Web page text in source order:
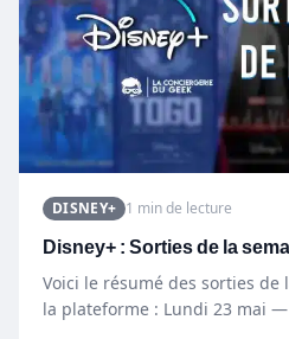
DISNEY+ 1 min de lecture
Disney+ : Sorties de la
Voici le résumé des sorties
la plateforme : Lundi 23 mai